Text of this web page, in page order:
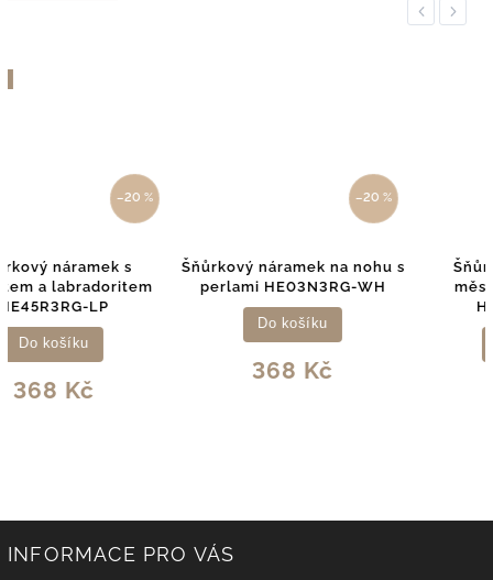
Previous
Šňůrkový náramek na nohu s
perlami HE03N3RG-WH
368 Kč
Do košíku
Šňůrkový náramek s
měsíčním kamenem
HE34R3RG-LP
Do košíku
Next
INFORMACE PRO VÁS